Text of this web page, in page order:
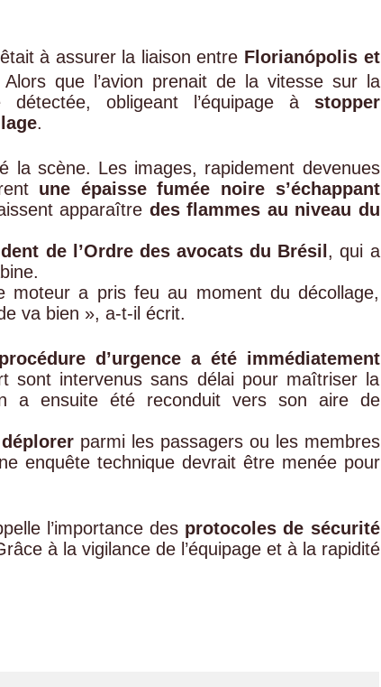
à assurer la liaison entre Florianópolis et
que l’avion prenait de la vitesse sur la
obligeant l’équipage à stopper
.
la scène. Les images, rapidement devenues
une épaisse fumée noire s’échappant
apparaître des flammes au niveau du
de l’Ordre des avocats du Brésil , qui a
moteur a pris feu au moment du décollage,
va bien », a-t-il écrit.
d’urgence a été immédiatement
sont intervenus sans délai pour maîtriser la
a ensuite été reconduit vers son aire de
parmi les passagers ou les membres
enquête technique devrait être menée pour
l’importance des protocoles de sécurité
à la vigilance de l’équipage et à la rapidité